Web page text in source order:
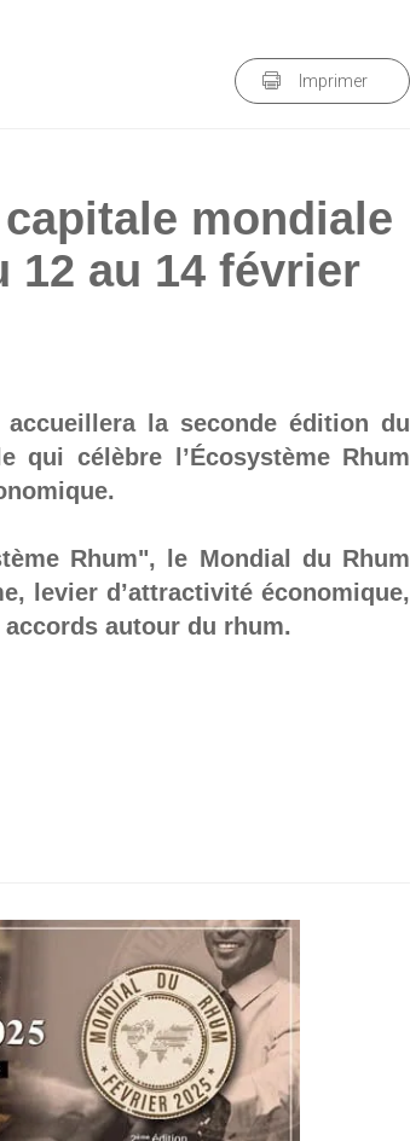
Imprimer
mondiale
12 au 14 février
la seconde édition du
qui célèbre l’Écosystème Rhum
Rhum", le Mondial du Rhum
levier d’attractivité économique,
autour du rhum.